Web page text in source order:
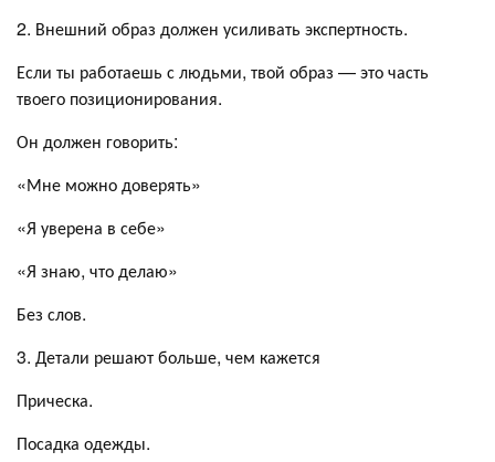
2. Внешний образ должен усиливать экспертность.
Если ты работаешь с людьми, твой образ — это часть
твоего позиционирования.
Он должен говорить:
«Мне можно доверять»
«Я уверена в себе»
«Я знаю, что делаю»
Без слов.
3. Детали решают больше, чем кажется
Прическа.
Посадка одежды.